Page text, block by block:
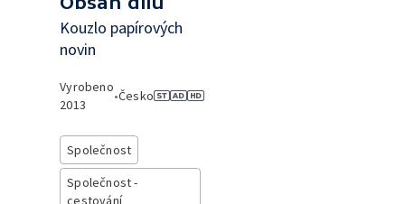
Kouzlo papírových
novin
Vyrobeno
2013
•Česko
Společnost
Společnost -
cestování